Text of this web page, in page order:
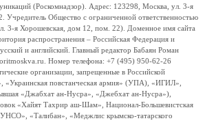
(Роскомнадзор). Адрес: 123298, Москва, ул. 3-я
Учредитель Общество с ограниченной ответственностью
я Хорошевская, дом 12, пом. 22). Доменное имя сайта
распространения – Российская Федерация и
и английский. Главный редактор Бабаян Роман
Номер телефона: +7 (495) 950-62-26
организации, запрещенные в Российской
«Украинская повстанческая армия» (УПА), «ИГИЛ»,
«Джабхат ан-Нусра», «Джебхат ан-Нусра»),
«Хайят Тахрир аш-Шам», Национал-Большевистская
«Талибан», «Меджлис крымско-татарского